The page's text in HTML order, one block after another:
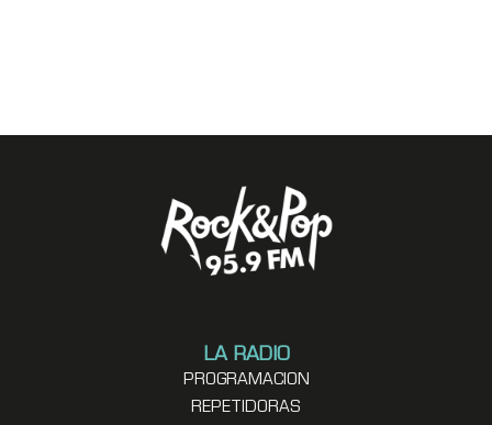
LA RADIO
PROGRAMACION
REPETIDORAS